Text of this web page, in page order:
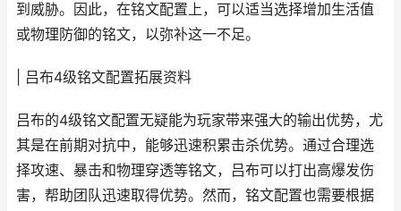
到威胁。因此，在铭文配置上，可以适当选择增加生活值
或物理防御的铭文，以弥补这一不足。
| 吕布4级铭文配置拓展资料
吕布的4级铭文配置无疑能为玩家带来强大的输出优势，尤
其是在前期对抗中，能够迅速积累击杀优势。通过合理选
择攻速、暴击和物理穿透等铭文，吕布可以打出高爆发伤
害，帮助团队迅速取得优势。然而，铭文配置也需要根据